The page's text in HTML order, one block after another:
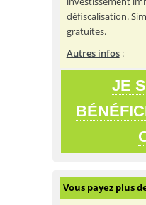
défiscalisation.
gratuites.
Autres infos:
JE
Vous payez plus